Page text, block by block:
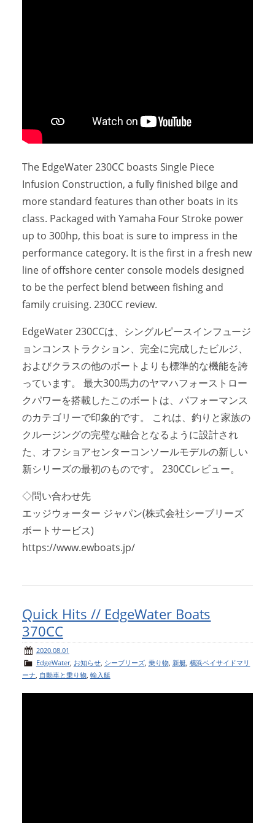
The EdgeWater 230CC boasts Single Piece
Infusion Construction, a fully finished bilge and
more standard features than other boats in its
class. Packaged with Yamaha Four Stroke power
up to 300hp, this boat is sure to impress in the
performance category. It is the first in a fresh new
line of offshore center console models designed
to be the perfect blend between fishing and
family cruising. 230CC review.
EdgeWater 230CCは、シングルピースインフュージ
ョンコンストラクション、完全に完成したビルジ、
およびクラスの他のボートよりも標準的な機能を誇
っています。 最大300馬力のヤマハフォーストロー
クパワーを搭載したこのボートは、パフォーマンス
のカテゴリーで印象的です。 これは、釣りと家族の
クルージングの完璧な融合となるように設計され
た、オフショアセンターコンソールモデルの新しい
新シリーズの最初のものです。 230CCレビュー。
◇問い合わせ先
エッジウォーター ジャパン(株式会社シーブリーズ
ボートサービス)
https://www.ewboats.jp/
Quick Hits // EdgeWater Boats
370CC
2020.08.01
EdgeWater, お知らせ, シーブリーズ, 乗り物, 新艇, 横浜ベイサイドマリ
ーナ, 自動車と乗り物, 輸入艇